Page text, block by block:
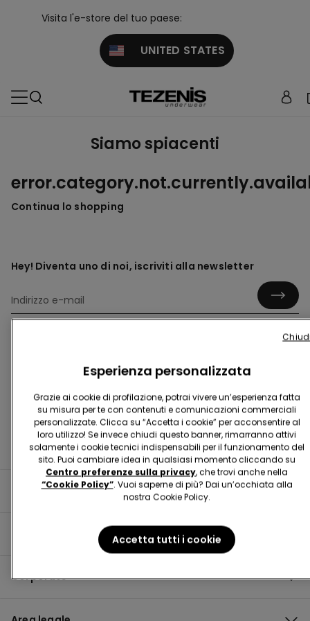
Visita l'e-store del tuo paese:
UNITED STATES
Siamo spiacenti
Continua lo shopping
Hey! Diventa uno di noi, iscriviti alla newsletter
Informazioni utili
Guida al prodotto
Corporate
Esperienza personalizzata
Grazie ai cookie di profilazione, potrai vivere un’esperienza fatta
su misura per te con contenuti e comunicazioni commerciali
personalizzate. Clicca su “Accetta i cookie” per acconsentire al
loro utilizzo! Se invece chiudi questo banner, rimarranno attivi
solamente i cookie tecnici indispensabili per il funzionamento del
sito. Puoi cambiare idea in qualsiasi momento cliccando su
Centro preferenze sulla privacy, che trovi anche nella
“Cookie Policy”. Vuoi saperne di più? Dai un’occhiata alla
nostra Cookie Policy.
Accetta tutti i cookie